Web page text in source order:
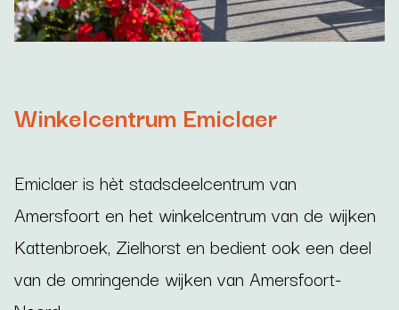
Winkelcentrum Emiclaer
Emiclaer is hèt stadsdeelcentrum van
Amersfoort en het winkelcentrum van de wijken
Kattenbroek, Zielhorst en bedient ook een deel
van de omringende wijken van Amersfoort-